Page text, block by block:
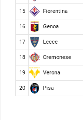
15 Fiorentina
16 Genoa
17 Lecce
18 Cremonese
19 Verona
20 Pisa